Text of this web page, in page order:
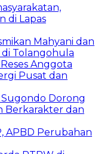
di Lapas
Mahyani dan
Tolangohula
Anggota
Pusat dan
Sugondo Dorong
Berkarakter dan
APBD Perubahan